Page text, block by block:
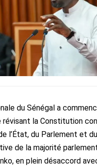
du Sénégal a
révisant la Constitution
l’État, du Parlement et
de la majorité
en plein désaccord